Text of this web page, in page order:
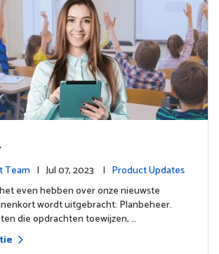
Team | Jul 07, 2023 | Product Updates
even hebben over onze nieuwste
wordt uitgebracht: Planbeheer.
die opdrachten toewijzen, …